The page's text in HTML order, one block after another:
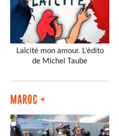
Laïcité mon amour. L’édito
de Michel Taube
MAROC +